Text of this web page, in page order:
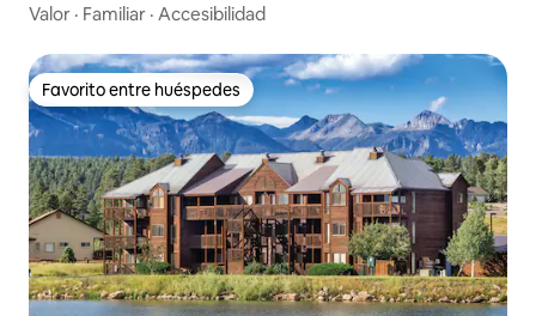
dormitorio
Valor · Familiar · Accesibilidad
Favorito entre huéspedes
Favorito entre huéspedes